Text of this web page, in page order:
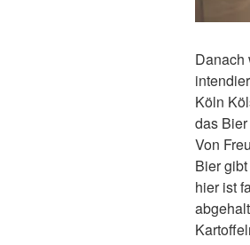
Danach
Köln
das
Von
Bier
hier ist